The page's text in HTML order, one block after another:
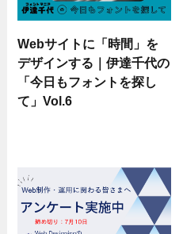
Webサイトに「時間」を
デザインする｜伊達千代の
「今日もフォントを探し
て」Vol.6